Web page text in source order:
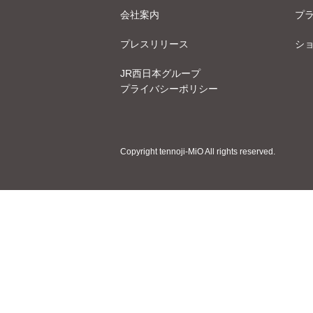
会社案内 プ
プレスリリース シ
JR西日本グループ
プライバシーポリシー
Copyright tennoji-MiO All rights reserved.